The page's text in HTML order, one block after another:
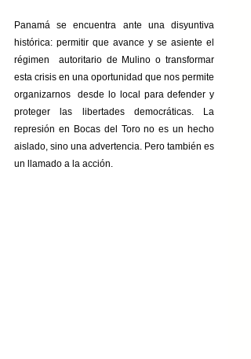
Panamá se encuentra ante una disyuntiva
histórica: permitir que avance y se asiente el
régimen  autoritario de Mulino o transformar
esta crisis en una oportunidad que nos permite
organizarnos  desde lo local para defender y
proteger las libertades democráticas. La
represión en Bocas del Toro no es un hecho
aislado, sino una advertencia. Pero también es
un llamado a la acción.